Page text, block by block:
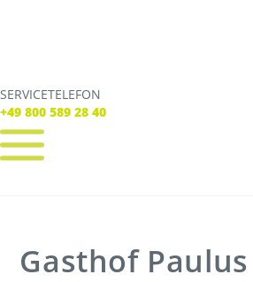
SERVICETELEFON
+49 800 589 28 40
SERVICE TELEFON
+49 800 589 28 40
Tickets
Freizeit
Gasthof Paulus